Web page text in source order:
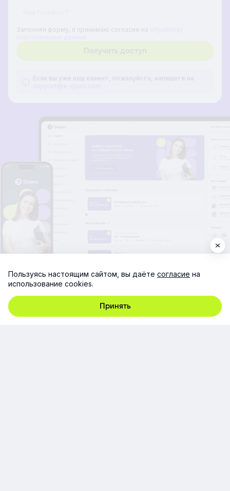
Заполняя форму, я принимаю согласие на
Если вы уже наш клиент, пожалуйста, напишите на
Пользуясь настоящим сайтом, вы даёте согласие на
использование cookies.
Принять